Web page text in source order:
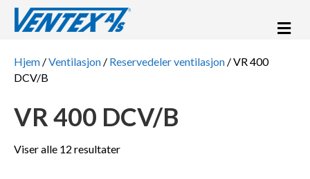
Hjem /Ventilasjon / Reservedeler ventilasjon / VR 400
DCV/B
VR 400 DCV/B
Viser alle 12 resultater